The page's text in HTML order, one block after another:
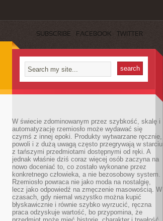
SUBSCRIBE FACEBOOK TWITTER
W świecie zdominowanym przez szybkość, skalę i
automatyzację rzemiosło może wydawać się
czymś z innej epoki. Produkty wytwarzane ręcznie,
powoli i z dużą uwagą często przegrywają w starciu
z tańszymi przedmiotami dostępnymi od ręki. A
jednak właśnie dziś coraz więcej osób zaczyna na
nowo doceniać to, co zostało wykonane przez
konkretnego człowieka, a nie bezosobowy system.
Rzemiosło powraca nie jako moda na nostalgię,
lecz jako odpowiedź na zmęczenie masowością. W
czasach, gdy niemal wszystko można kupić
błyskawicznie i równie szybko wyrzucić, ręczna
praca odzyskuje wartość, bo przypomina, że